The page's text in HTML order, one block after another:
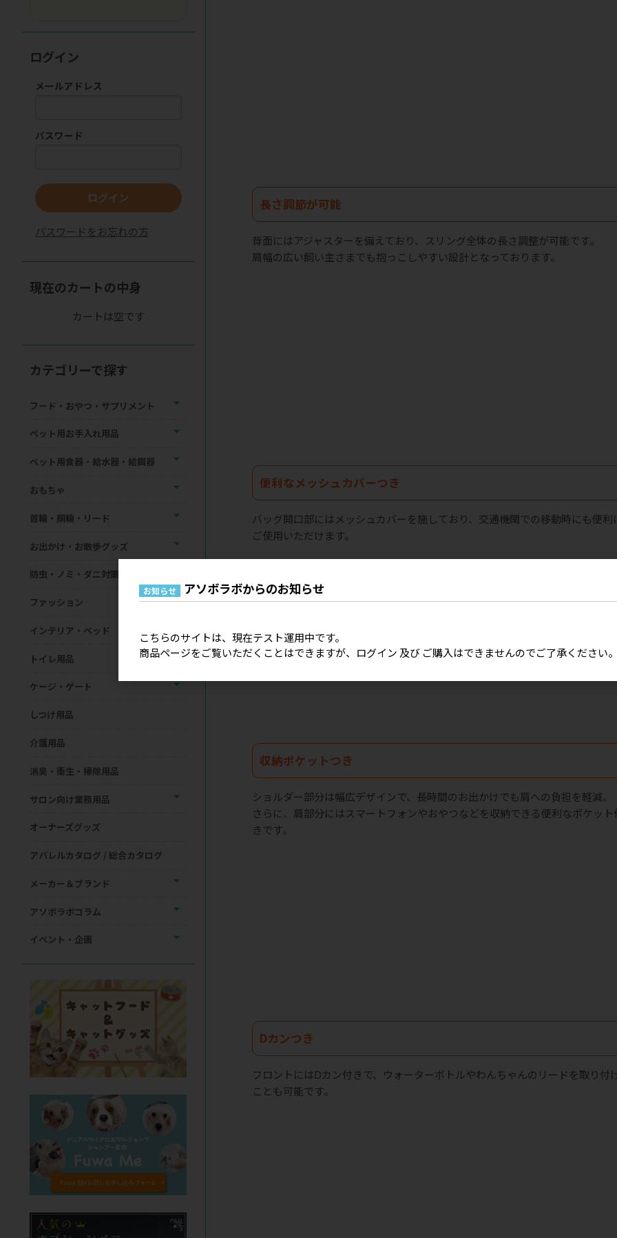
長さ調節が可能
背面にはアジャスターを備えており、スリング全体の長さ調整が可能です。
肩幅の広い飼い主さまでも抱っこしやすい設計となっております。
便利なメッシュカバーつき
バッグ開口部にはメッシュカバーを施しており、交通機関での移動時にも便利
ご使用いただけます。
収納ポケットつき
ショルダー部分は幅広デザインで、長時間のお出かけでも肩への負担を軽減。
さらに、肩部分にはスマートフォンやおやつなどを収納できる便利なポケット
きです。
Dカンつき
フロントにはDカン付きで、ウォーターボトルやわんちゃんのリードを取り付
ことも可能です。
ログイン
メールアドレス
パスワード
ログイン
パスワードをお忘れの方
現在のカートの中身
カートは空です
カテゴリーで探す
フード・おやつ・サプリメント
ペット用お手入れ用品
ペット用食器・給水器・給餌器
おもちゃ
首輪・胴輪・リード
お出かけ・お散歩グッズ
防虫・ノミ・ダニ対策用品
ファッション
インテリア・ベッド
トイレ用品
ケージ・ゲート
しつけ用品
介護用品
消臭・衛生・掃除用品
サロン向け業務用品
オーナーズグッズ
アパレルカタログ / 総合カタログ
メーカー＆ブランド
アソボラボコラム
イベント・企画
お知らせ アソボラボからのお知らせ
こちらのサイトは、現在テスト運用中です。
商品ページをご覧いただくことはできますが、ログイン 及び ご購入はできませんのでご了承ください